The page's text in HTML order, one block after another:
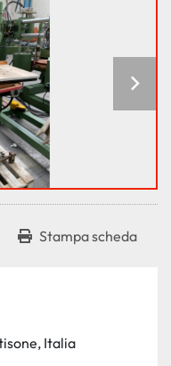
Stampa scheda
Italia